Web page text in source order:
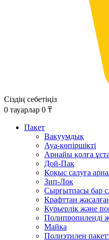
Сіздің себетіңіз
0 тауарлар 0 ₸
Пакет
Вакуумдық
Ауа-көпіршікті
Арнайы қолға
Дой-Пак
Қоқыс салуға
Зип-Лок
Сырғытпасы бар
Крафттан
Курьерлік және
Полипропиленді
Майка
Полиэтилен